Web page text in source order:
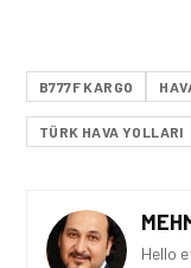
B777F KARGO
TÜRK HAVA YOLLARI
Hello